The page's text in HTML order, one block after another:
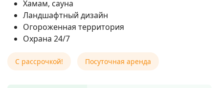
Хамам, сауна
Ландшафтный дизайн
Огороженная территория
Охрана 24/7
C рассрочкой! Посуточная аренда